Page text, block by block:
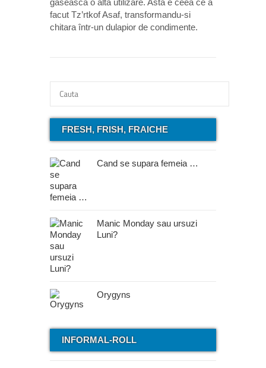
gaseasca o alta utilizare. Asta e ceea ce a
facut Tz’rtkof Asaf, transformandu-si
chitara într-un dulapior de condimente.
FRESH, FRISH, FRAICHE
Cand se supara femeia …
Manic Monday sau ursuzi
Luni?
Orygyns
INFORMAL-ROLL